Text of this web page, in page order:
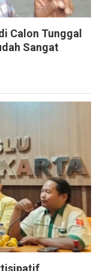
Calon Tunggal
Sangat